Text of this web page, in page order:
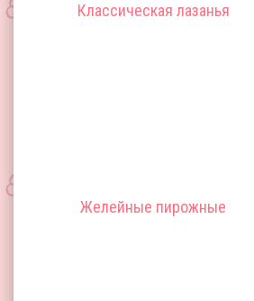
Классическая лазанья
Желейные пирожные